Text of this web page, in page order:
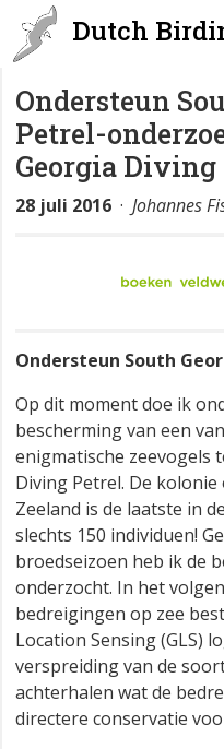
Dutch
Ondersteun
Petrel-
Georgia Diving
28 juli 2016 · Johannes
Ondersteun South
Op dit moment doe ik
bescherming van een
enigmatische zeevogels
Diving Petrel. De
Zeeland is de laatste in
slechts 150 individuen!
broedseizoen heb ik de
onderzocht. In het
bedreigingen op zee
Location Sensing (GLS)
verspreiding van de
achterhalen wat de
directere conservatie